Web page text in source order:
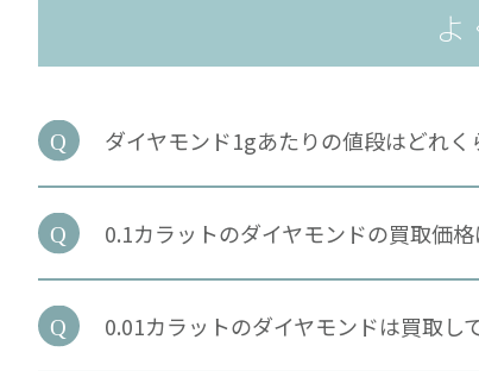
ダイヤモンド1gあたりの値段はどれく
0.1カラットのダイヤモンドの買取価
0.01カラットのダイヤモンドは買取し